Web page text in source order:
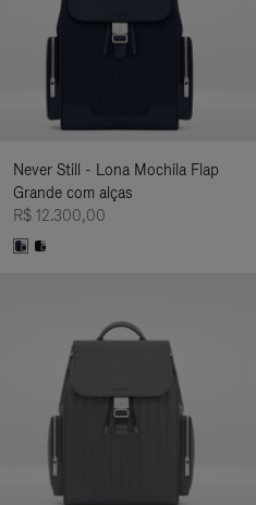
Never Still - Lona Mochila Flap
Grande com alças
R$ 12.300,00